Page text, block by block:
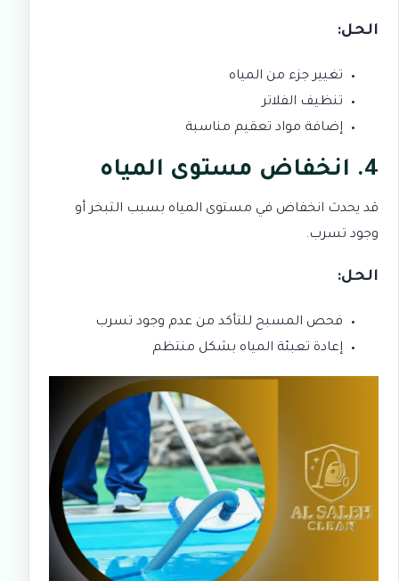
الحل:
تغيير جزء من المياه
تنظيف الفلاتر
إضافة مواد تعقيم مناسبة
4. انخفاض مستوى المياه
قد يحدث انخفاض في مستوى المياه بسبب التبخر أو
وجود تسرب.
الحل:
فحص المسبح للتأكد من عدم وجود تسرب
إعادة تعبئة المياه بشكل منتظم